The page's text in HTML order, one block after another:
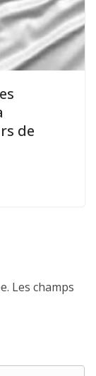
de
Les champs